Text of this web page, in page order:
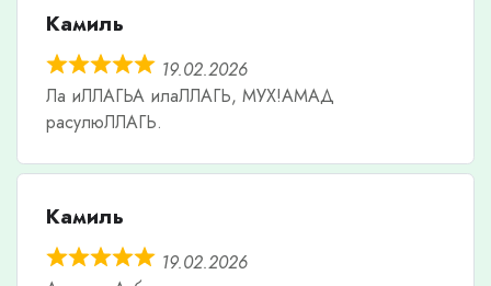
Камиль
19.02.2026
Ла иЛЛАГЬА илаЛЛАГЬ, МУХ!АМАД
расулюЛЛАГЬ.
Камиль
19.02.2026